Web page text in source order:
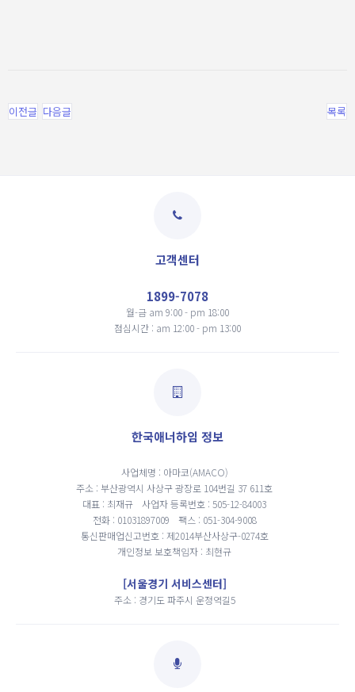
이전글 다음글 목록
고객센터
1899-7078
월-금 am 9:00 - pm 18:00
점심시간 : am 12:00 - pm 13:00
한국애너하임 정보
사업체명 : 아마코(AMACO)
주소 : 부산광역시 사상구 광장로 104번길 37 611호
대표 : 최재규
사업자 등록번호 : 505-12-84003
전화 : 01031897009
팩스 : 051-304-9008
통신판매업신고번호 : 제2014부산사상구-0274호
개인정보 보호책임자 : 최현규
[서울경기 서비스센터]
주소 : 경기도 파주시 운정역길5